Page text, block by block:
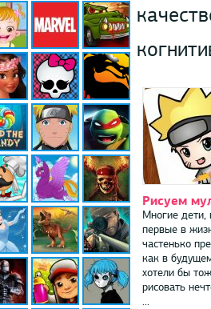
Рисуем
Многие дети,
первые в
частенько
как в
хотели бы
рисовать
...